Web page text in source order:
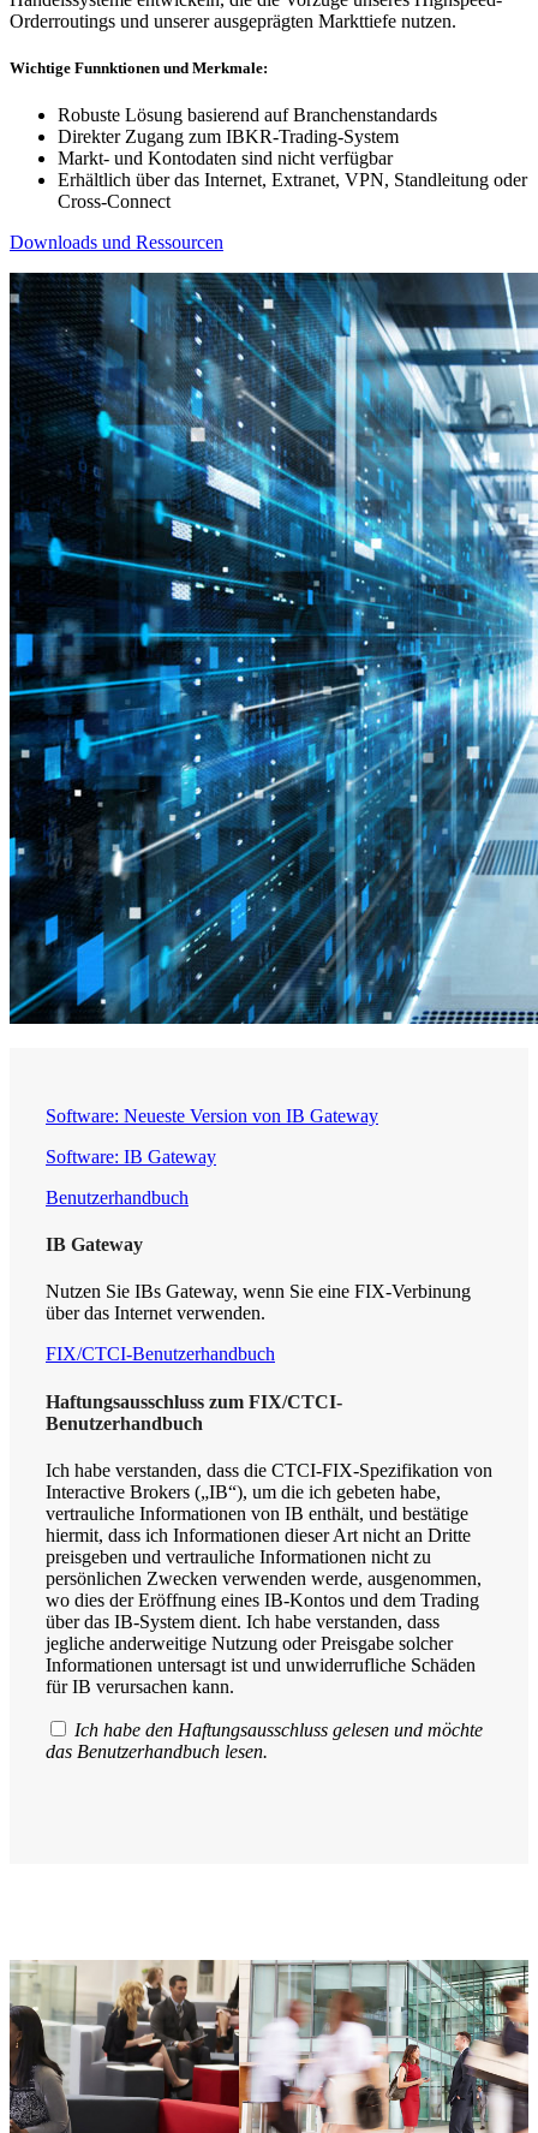
Orderroutings und unserer ausgeprägten Markttiefe nutzen.
Wichtige Funnktionen und Merkmale:
Robuste Lösung basierend auf Branchenstandards
Direkter Zugang zum IBKR-Trading-System
Markt- und Kontodaten sind nicht verfügbar
Erhältlich über das Internet, Extranet, VPN, Standleitung oder
Cross-Connect
Downloads und Ressourcen
Software: Neueste Version von IB Gateway
Software: IB Gateway
Benutzerhandbuch
IB Gateway
Nutzen Sie IBs Gateway, wenn Sie eine FIX-Verbinung
über das Internet verwenden.
FIX/CTCI-Benutzerhandbuch
Haftungsausschluss zum FIX/CTCI-
Benutzerhandbuch
Ich habe verstanden, dass die CTCI-FIX-Spezifikation von
Interactive Brokers („IB“), um die ich gebeten habe,
vertrauliche Informationen von IB enthält, und bestätige
hiermit, dass ich Informationen dieser Art nicht an Dritte
preisgeben und vertrauliche Informationen nicht zu
persönlichen Zwecken verwenden werde, ausgenommen,
wo dies der Eröffnung eines IB-Kontos und dem Trading
über das IB-System dient. Ich habe verstanden, dass
jegliche anderweitige Nutzung oder Preisgabe solcher
Informationen untersagt ist und unwiderrufliche Schäden
für IB verursachen kann.
Ich habe den Haftungsausschluss gelesen und möchte
das Benutzerhandbuch lesen.